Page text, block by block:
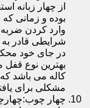
از چهار زبانه
بوده و زمانی
وارد کردن
شرایطی قادر به
در جای خود محکم
بهترین نوع
کاله می باشد
مشکلی برای
چهار